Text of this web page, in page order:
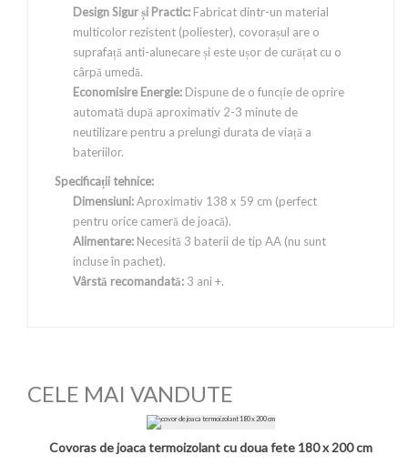
Design Sigur și Practic: Fabricat dintr-un material
multicolor rezistent (poliester), covorașul are o
suprafață anti-alunecare și este ușor de curățat cu o
cârpă umedă.
Economisire Energie: Dispune de o funcție de oprire
automată după aproximativ 2-3 minute de
neutilizare pentru a prelungi durata de viață a
bateriilor.
Specificații tehnice:
Dimensiuni:Aproximativ 138 x 59 cm (perfect
pentru orice cameră de joacă).
Alimentare: Necesită 3 baterii de tip AA (nu sunt
incluse în pachet).
Vârstă recomandată: 3 ani +.
CELE MAI VANDUTE
Covoras de joaca termoizolant cu doua fete 180 x 200 cm